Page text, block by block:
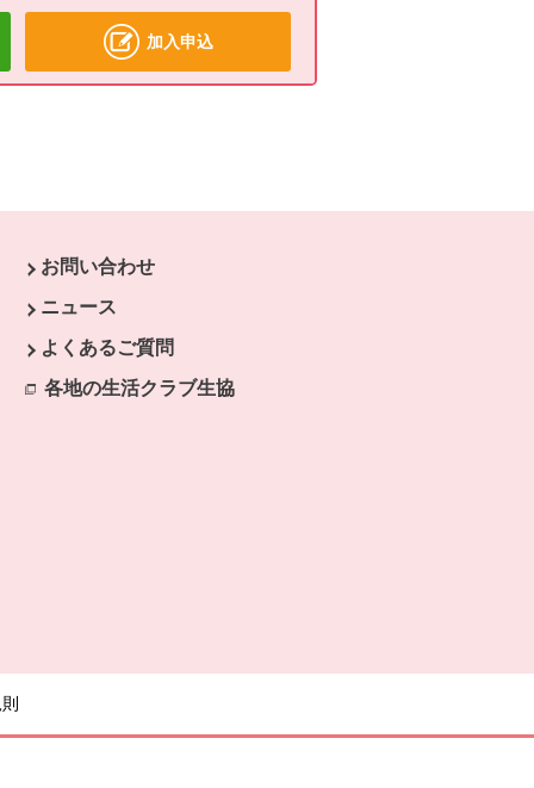
加入申込
で開きます。
お問い合わせ
ニュース
よくあるご質問
各地の生活クラブ生協